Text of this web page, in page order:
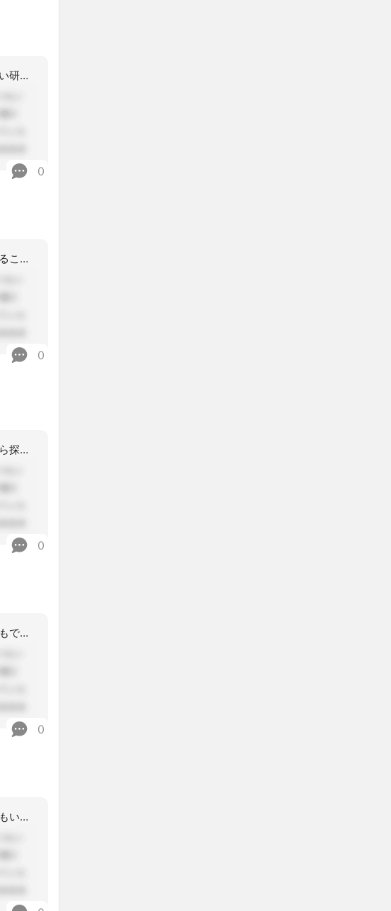
お疲れ様です。私も同じできれますがまだ申し込みはじまってない研修あります。
0
今の状況では失行になりますね。他の方の助言通り、他県で受けることを検討してみては
0
他県で受講できないかまずは自分の都道府県に電話して、そっから探すという手もありま
0
失効したあとの「再研修」は、別の都道府県の研修を受けることもできます。ですので、
0
今期はまだ更新研修があるかと思いますので、後期にかけてみてもいいかと思います。